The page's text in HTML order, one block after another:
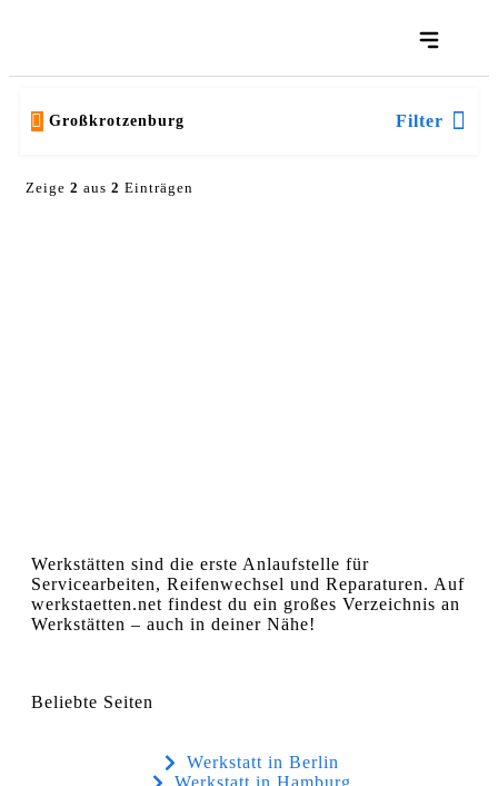
Großkrotzenburg Filter
Zeige 2 aus 2 Einträgen
Werkstätten sind die erste Anlaufstelle für
Servicearbeiten, Reifenwechsel und Reparaturen. Auf
werkstaetten.net findest du ein großes Verzeichnis an
Werkstätten – auch in deiner Nähe!
Beliebte Seiten
Werkstatt in Berlin
Werkstatt in Hamburg